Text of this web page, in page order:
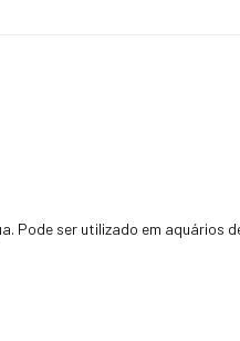
Pode ser utilizado em aquários